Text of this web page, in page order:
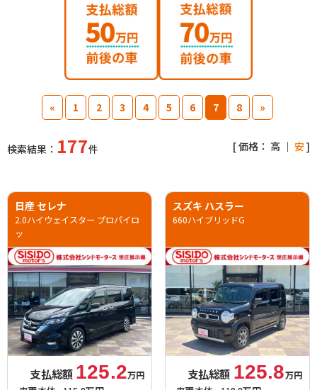
« 1 2 3 4 5 6 7 8 »
検索結果： 177件 [ 価格： 高 ｜ 安]
日産 セレナ
2.0ハイウェイスター プロパイロ
ッ
支払総額 125.2万円
スズキ ハスラー
660ハイブリッドG
支払総額 125.8万円